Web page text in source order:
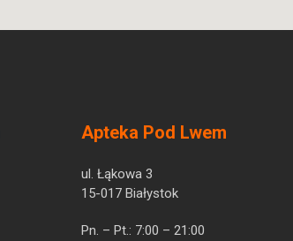
Apteka Pod Lwem
ul. Łąkowa 3
15-017 Białystok
Pn. – Pt.: 7:00 – 21:00